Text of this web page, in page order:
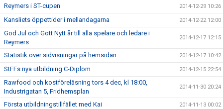
Reymers i ST-cupen 2014-12-29 10:26
Kansliets öppettider i mellandagarna 2014-12-22 12:00
God Jul och Gott Nytt år till alla spelare och ledare i
Reymers
2014-12-17 12:15
Statistik över sidvisningar på hemsidan. 2014-12-17 10:42
StFFs nya utbildning C-Diplom 2014-12-15 22:54
Rawfood och kostföreläsning tors 4 dec, kl 18:00,
Industrigatan 5, Fridhemsplan
2014-11-30 20:24
Första utbildningstillfället med Kai 2014-11-13 00:02